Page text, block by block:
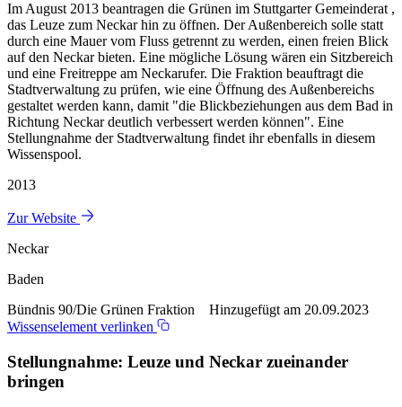
Im August 2013 beantragen die Grünen im Stuttgarter Gemeinderat ,
das Leuze zum Neckar hin zu öffnen. Der Außenbereich solle statt
durch eine Mauer vom Fluss getrennt zu werden, einen freien Blick
auf den Neckar bieten. Eine mögliche Lösung wären ein Sitzbereich
und eine Freitreppe am Neckarufer. Die Fraktion beauftragt die
Stadtverwaltung zu prüfen, wie eine Öffnung des Außenbereichs
gestaltet werden kann, damit "die Blickbeziehungen aus dem Bad in
Richtung Neckar deutlich verbessert werden können". Eine
Stellungnahme der Stadtverwaltung findet ihr ebenfalls in diesem
Wissenspool.
2013
Zur Website
Neckar
Baden
Bündnis 90/Die Grünen Fraktion Hinzugefügt am 20.09.2023
Wissenselement verlinken
Stellungnahme: Leuze und Neckar zueinander
bringen